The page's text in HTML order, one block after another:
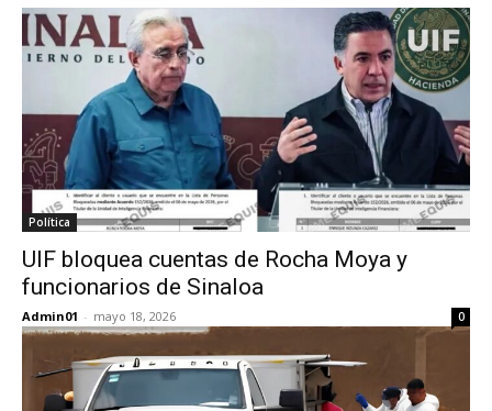
Política
UIF bloquea cuentas de Rocha Moya y
funcionarios de Sinaloa
Admin01 - mayo 18, 2026 0